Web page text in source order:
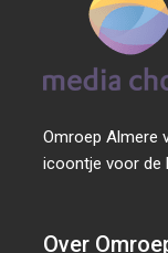
Omroep Almere
icoontje voor de
Over